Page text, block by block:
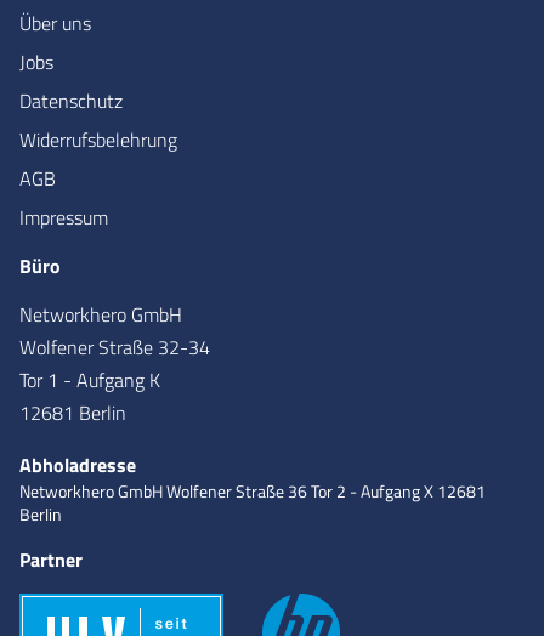
Über uns
Jobs
Datenschutz
Widerrufsbelehrung
AGB
Impressum
Büro
Networkhero GmbH
Wolfener Straße 32-34
Tor 1 - Aufgang K
12681 Berlin
Abholadresse
Networkhero GmbHWolfener Straße 36Tor 2 - Aufgang X12681
Berlin
Partner